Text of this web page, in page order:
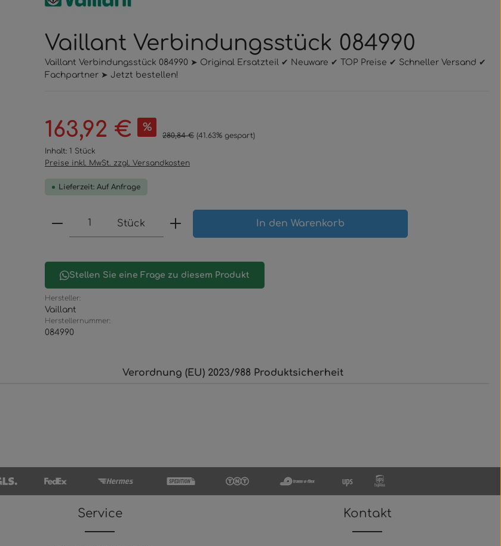
Vaillant Verbindungsstück 084990
Vaillant Verbindungsstück 084990 ➤ Original Ersatzteil ✔ Neuware ✔ TOP Preise ✔ Schneller Versand ✔
Fachpartner ➤ Jetzt bestellen!
Verkaufspreis:
163,92 € %
Regulärer Preis:
280,84 € (41.63% gespart)
Inhalt: 1 Stück
Preise inkl. MwSt. zzgl. Versandkosten
Lieferzeit: Auf Anfrage
Produkt Anzahl: Gib den gewünschten Wert ein oder
Stück In den Warenkorb
Stellen Sie eine Frage zu diesem Produkt
Hersteller:
Vaillant
Herstellernummer:
084990
Verordnung (EU) 2023/988 Produktsicherheit
Service Kontakt